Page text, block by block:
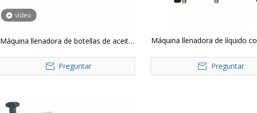
vídeo
Máquina llenadora de botellas de aceite
de doble cabezal Horizontal G2WYD,
Preguntar
Máquina llenadora de líquido
Preguntar